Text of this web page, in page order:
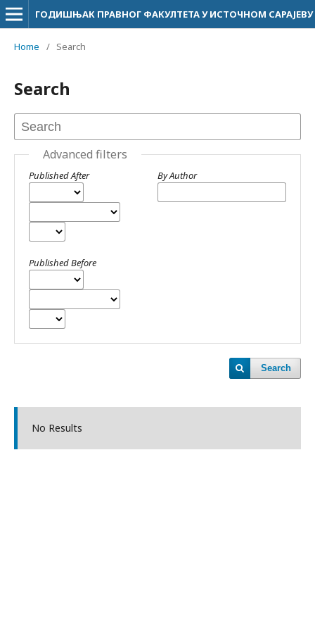
ГОДИШЊАК ПРАВНОГ ФАКУЛТЕТА У ИСТОЧНОМ САРАЈЕВУ
Home / Search
Search
Advanced filters
Published After
Published Before
By Author
Search
No Results